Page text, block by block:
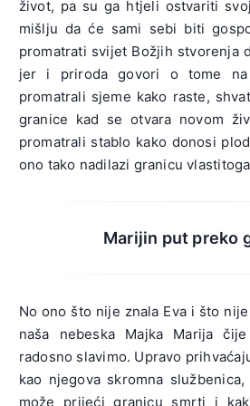
život, pa su ga htjeli ostvariti
mišlju da će sami sebi biti
promatrati svijet Božjih stvorenja
jer i priroda govori o tome
promatrali sjeme kako raste,
granice kad se otvara novom
promatrali stablo kako donosi
ono tako nadilazi granicu
Marijin put preko
No ono što nije znala Eva i što
naša nebeska Majka Marija
radosno slavimo. Upravo
kao njegova skromna
može prijeći granicu smrti i